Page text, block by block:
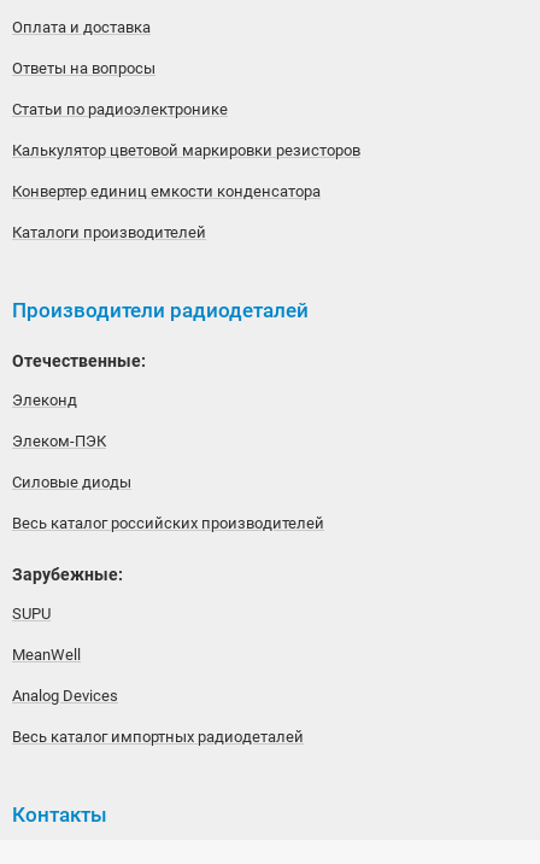
Оплата и доставка
Ответы на вопросы
Статьи по радиоэлектронике
Калькулятор цветовой маркировки резисторов
Конвертер единиц емкости конденсатора
Каталоги производителей
Производители радиодеталей
Отечественные:
Элеконд
Элеком-ПЭК
Силовые диоды
Весь каталог российских производителей
Зарубежные:
SUPU
MeanWell
Analog Devices
Весь каталог импортных радиодеталей
Контакты